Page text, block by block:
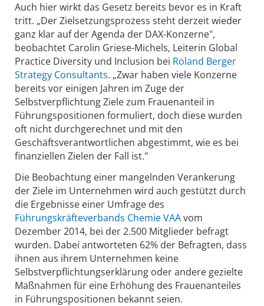
Auch hier wirkt das Gesetz bereits bevor es in Kraft
tritt. „Der Zielsetzungsprozess steht derzeit wieder
ganz klar auf der Agenda der DAX-Konzerne",
beobachtet Carolin Griese-Michels, Leiterin Global
Practice Diversity und Inclusion bei Roland Berger
Strategy Consultants. „Zwar haben viele Konzerne
bereits vor einigen Jahren im Zuge der
Selbstverpflichtung Ziele zum Frauenanteil in
Führungspositionen formuliert, doch diese wurden
oft nicht durchgerechnet und mit den
Geschäftsverantwortlichen abgestimmt, wie es bei
finanziellen Zielen der Fall ist."
Die Beobachtung einer mangelnden Verankerung
der Ziele im Unternehmen wird auch gestützt durch
die Ergebnisse einer Umfrage des
Führungskräfteverbands Chemie VAAvom
Dezember 2014, bei der 2.500 Mitglieder befragt
wurden. Dabei antworteten 62% der Befragten, dass
ihnen aus ihrem Unternehmen keine
Selbstverpflichtungserklärung oder andere gezielte
Maßnahmen für eine Erhöhung des Frauenanteiles
in Führungspositionen bekannt seien.